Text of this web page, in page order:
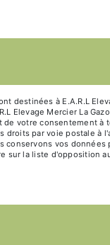
destinées à E.A.R.L
Elevage Mercier La
de votre consentement
par voie postale à
conservons vos données
sur la liste d'opposition